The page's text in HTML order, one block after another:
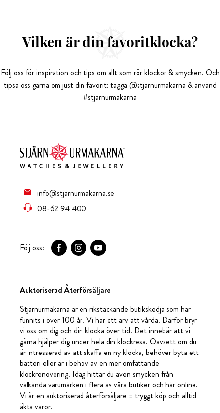
Vilken är din favoritklocka?
Följ oss för inspiration och tips om allt som rör klockor & smycken. Och
tipsa oss gärna om just din favorit: tagga @stjarnurmakarna & använd
#stjarnurmakarna
info@stjarnurmakarna.se
08-62 94 400
Följ oss:
Auktoriserad Återförsäljare
Stjärnurmakarna är en rikstäckande butikskedja som har
funnits i över 100 år. Vi har ett arv att vårda. Därför bryr
vi oss om dig och din klocka över tid. Det innebär att vi
gärna hjälper dig under hela din klockresa. Oavsett om du
är intresserad av att skaffa en ny klocka, behöver byta ett
batteri eller är i behov av en mer omfattande
klockrenovering. Idag hittar du även smycken från
välkända varumärken i flera av våra butiker och här online.
Vi är en auktoriserad återförsäljare = tryggt köp och alltid
äkta varor.